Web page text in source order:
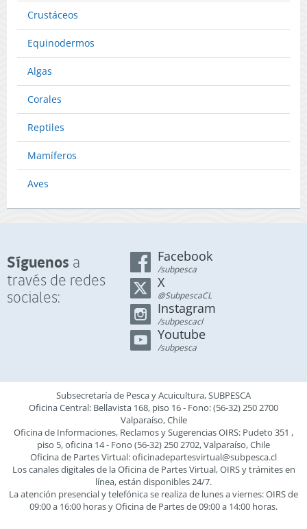
Crustáceos
Equinodermos
Algas
Corales
Reptiles
Mamíferos
Aves
Síguenos a
través de redes
sociales:
Facebook
/subpesca
X
@SubpescaCL
Instagram
/subpescacl
Youtube
/subpesca
Subsecretaría de Pesca y Acuicultura, SUBPESCA
Oficina Central: Bellavista 168, piso 16 - Fono: (56-32) 250 2700
Valparaíso, Chile
Oficina de Informaciones, Reclamos y Sugerencias OIRS: Pudeto 351 ,
piso 5, oficina 14 - Fono (56-32) 250 2702, Valparaíso, Chile
Oficina de Partes Virtual:oficinadepartesvirtual@subpesca.cl
Los canales digitales de la Oficina de Partes Virtual, OIRS y trámites en
línea, están disponibles 24/7.
La atención presencial y telefónica se realiza de lunes a viernes: OIRS de
09:00 a 16:00 horas y Oficina de Partes de 09:00 a 14:00 horas.